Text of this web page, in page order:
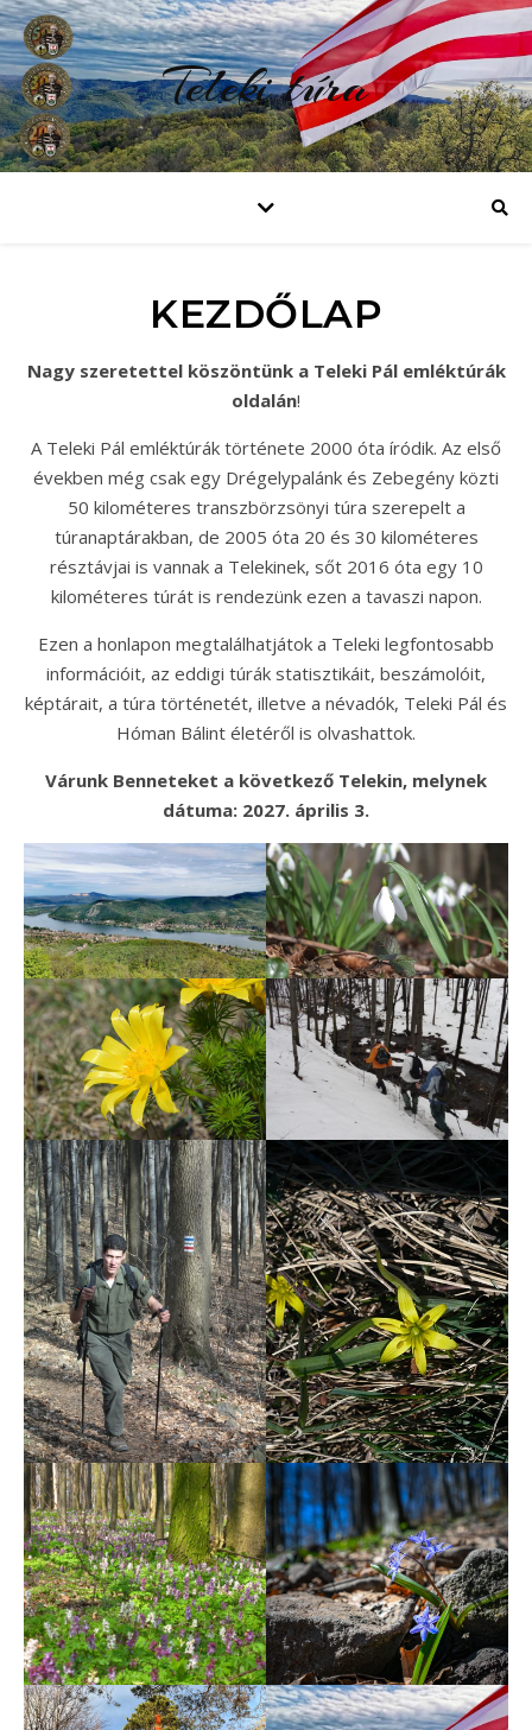
Teleki túra
KEZDŐLAP
Nagy szeretettel köszöntünk a Teleki Pál emléktúrák
oldalán!
A Teleki Pál emléktúrák története 2000 óta íródik. Az első
években még csak egy Drégelypalánk és Zebegény közti
50 kilométeres transzbörzsönyi túra szerepelt a
túranaptárakban, de 2005 óta 20 és 30 kilométeres
résztávjai is vannak a Telekinek, sőt 2016 óta egy 10
kilométeres túrát is rendezünk ezen a tavaszi napon.
Ezen a honlapon megtalálhatjátok a Teleki legfontosabb
információit, az eddigi túrák statisztikáit, beszámolóit,
képtárait, a túra történetét, illetve a névadók, Teleki Pál és
Hóman Bálint életéről is olvashattok.
Várunk Benneteket a következő Telekin, melynek
dátuma: 2027. április 3.